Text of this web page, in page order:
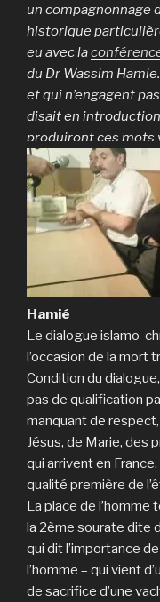
un compagnonnage
historique
eu avec la
du Dr Wassim
et qui n’engagent
disait en
produiront ces mots
Hamié
Le dialogue islamo-
l’occasion de la mort
Condition du
pas de qualification
manquant de
Jésus, de Marie, des
qui arrivent en
qualité première de
La place de l’homme
la 2ème sourate dite
qui dit l’importance
l’homme – qui vient
de sacrifice d’une